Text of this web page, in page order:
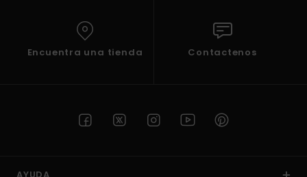
Encuentra una tienda Contactenos